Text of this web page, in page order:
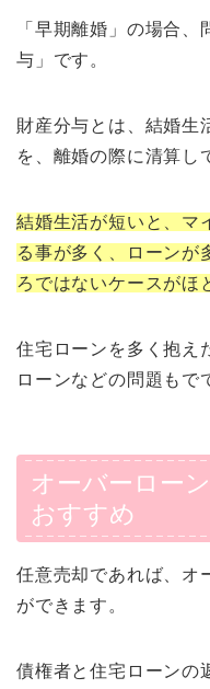
「早期離婚」の場合
与」です。
財産分与とは、結婚生
を、離婚の際に清算し
結婚生活が短いと、マ
る事が多く、ローンが
ろではないケースがほ
住宅ローンを多く抱え
ローンなどの問題もで
オーバーロー
おすすめ
任意売却であれば、オ
ができます。
債権者と住宅ローンの